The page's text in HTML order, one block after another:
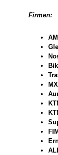
Firmen: